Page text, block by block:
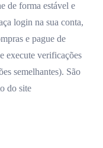
de forma estável e
login na sua conta,
e pague de
execute verificações
semelhantes). São
do site